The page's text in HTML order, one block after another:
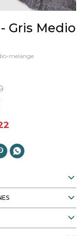
Gris Medio
melange
